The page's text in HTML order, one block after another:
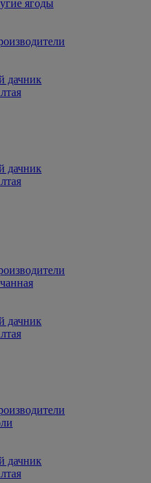
ягоды
дачник
дачник
дачник
дачник